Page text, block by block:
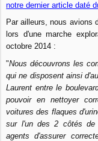
notre dernier article daté
Par ailleurs, nous avions
lors d'une marche
octobre 2014 :
"Nous découvrons les
qui ne disposent ainsi
Laurent entre le
pouvoir en nettoyer
voitures des flaques
sur l'un des 2 côtés de
agents d'assurer